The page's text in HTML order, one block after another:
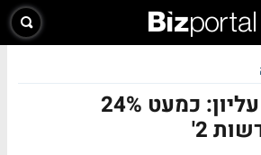
גיא פלג כוכב עליון: כמעט 24%
2'